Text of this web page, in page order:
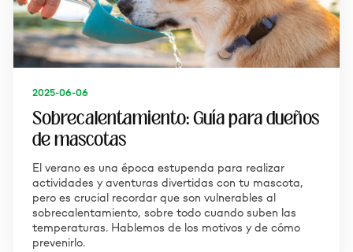
2025-06-06
Sobrecalentamiento: Guía para dueños
de mascotas
El verano es una época estupenda para realizar
actividades y aventuras divertidas con tu mascota,
pero es crucial recordar que son vulnerables al
sobrecalentamiento, sobre todo cuando suben las
temperaturas. Hablemos de los motivos y de cómo
prevenirlo.